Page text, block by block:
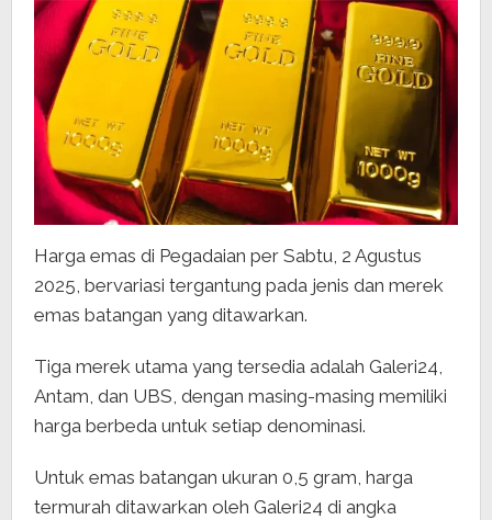
Terjangkau
Harga emas di Pegadaian per Sabtu, 2 Agustus
2025, bervariasi tergantung pada jenis dan merek
emas batangan yang ditawarkan.
Tiga merek utama yang tersedia adalah Galeri24,
Antam, dan UBS, dengan masing-masing memiliki
harga berbeda untuk setiap denominasi.
Untuk emas batangan ukuran 0,5 gram, harga
termurah ditawarkan oleh Galeri24 di angka